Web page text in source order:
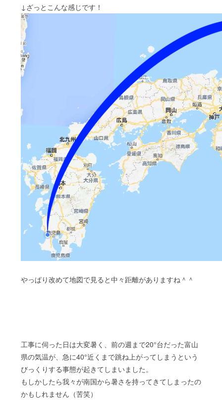
↓ざっとこんな感じです！
やっぱり改めて地図で見ると中々距離がありますね＾＾
工事に伺った日は大変暑く、前の週まで20°台だった富山
県の気温が、急に40°近くまで跳ね上がってしまうという
びっくりする事態が起きてしまいました。
もしかしたら我々が南国から暑さを持ってきてしまったの
かもしれません（苦笑）